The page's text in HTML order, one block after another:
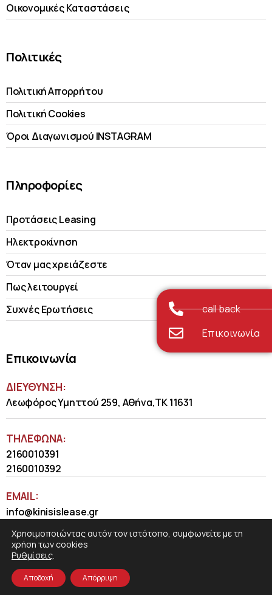
Οικονομικές Kαταστάσεις
Πολιτικές
Πολιτική Απορρήτου
Πολιτική Cookies
Όροι Διαγωνισμού INSTAGRAM
Πληροφορίες
Προτάσεις Leasing
Ηλεκτροκίνηση
Όταν μας χρειάζεστε
Πως λειτουργεί
Συχνές Ερωτήσεις
Επικοινωνία
ΔΙΕΥΘΥΝΣΗ:
Λεωφόρος Υμηττού 259, Αθήνα,ΤΚ 11631
ΤΗΛΈΦΩΝΑ:
2160010391
2160010392
EMAIL:
info@kinisislease.gr
COSMOTE NewSite4U© 2026
call back
Επικοινωνία
Χρησιμοποιώντας αυτόν τον ιστότοπο, συμφωνείτε με τη
χρήση των cookies
Ρυθμίσεις.
Αποδοχή Απόρριψη